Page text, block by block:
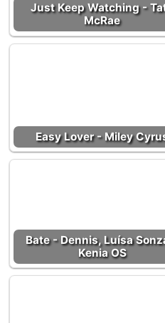
Just Keep Watching -
McRae
Easy Lover - Miley
Bate - Dennis, Luísa
Kenia OS